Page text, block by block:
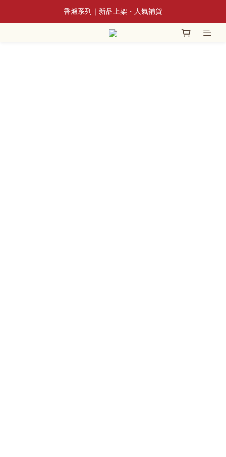
📢 8/3~9/10 全館立香系列滿額贈蘆香插
香爐系列｜新品上架・人氣補貨
📢 8/3~9/10 全館立香系列滿額贈蘆香插